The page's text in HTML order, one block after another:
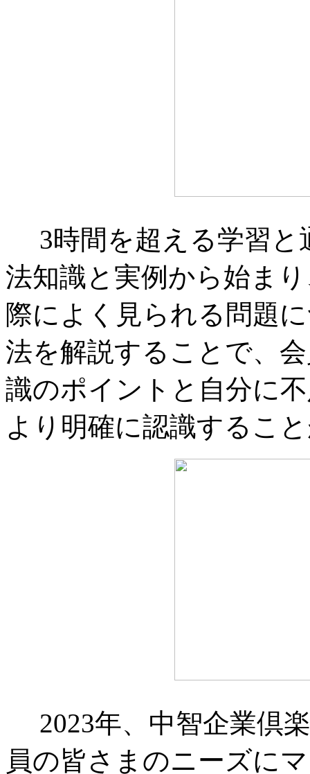
3時間を超える学習
法知識と実例から始ま
際によく見られる問題
法を解説することで、
識のポイントと自分に
より明確に認識するこ
2023年、中智企業倶
員の皆さまのニーズに